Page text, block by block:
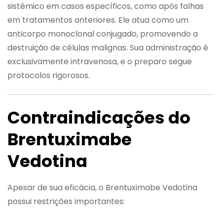
sistêmico em casos específicos, como após falhas
em tratamentos anteriores. Ele atua como um
anticorpo monoclonal conjugado, promovendo a
destruição de células malignas. Sua administração é
exclusivamente intravenosa, e o preparo segue
protocolos rigorosos.
Contraindicações do
Brentuximabe
Vedotina
Apesar de sua eficácia, o Brentuximabe Vedotina
possui restrições importantes: